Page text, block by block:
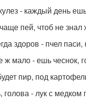
- каждый день
пей, чтоб не знал
здоров - пчел паси,
ж мало - ешь чеснок,
пир, под
- лук с медком